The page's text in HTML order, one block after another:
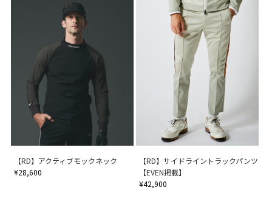
【RD】アクティブモックネック
¥28,600
【RD】サイドライントラックパンツ
【EVEN掲載】
¥42,900